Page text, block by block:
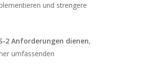
und strengere
2 Anforderungen dienen,
umfassenden